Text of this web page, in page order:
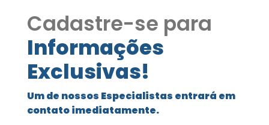
Cadastre-se para
Informações
Exclusivas!
Um de nossos Especialistas entrará em
contato imediatamente.